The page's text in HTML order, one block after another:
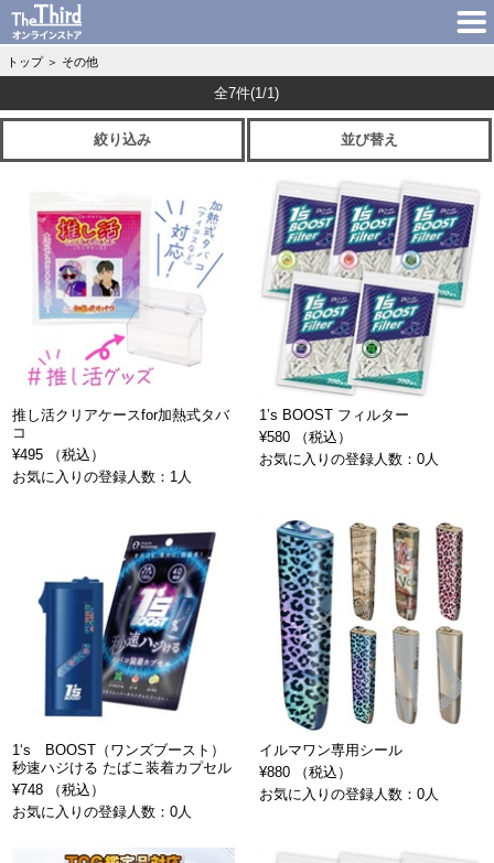
トップ ＞ その他
全7件(1/1)
絞り込み 並び替え
推し活クリアケースfor加熱式タバ
コ
¥495 （税込）
お気に入りの登録人数：1人
1’s BOOST フィルター
¥580 （税込）
お気に入りの登録人数：0人
1‘s BOOST（ワンズブースト）
秒速ハジける たばこ装着カプセル
¥748 （税込）
お気に入りの登録人数：0人
イルマワン専用シール
¥880 （税込）
お気に入りの登録人数：0人